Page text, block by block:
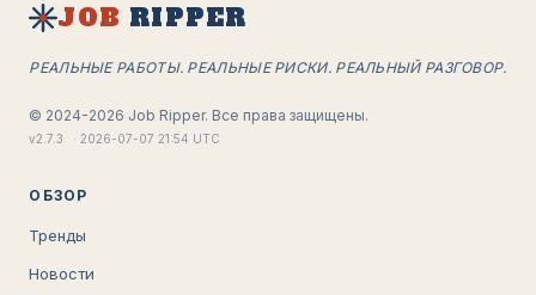
JOB RIPPER
РЕАЛЬНЫЕ РАБОТЫ. РЕАЛЬНЫЕ РИСКИ. РЕАЛЬНЫЙ РАЗГОВОР.
© 2024-2026 Job Ripper. Все права защищены.
v2.7.3 ·2026-07-07 21:54 UTC
ОБЗОР
Тренды
Новости